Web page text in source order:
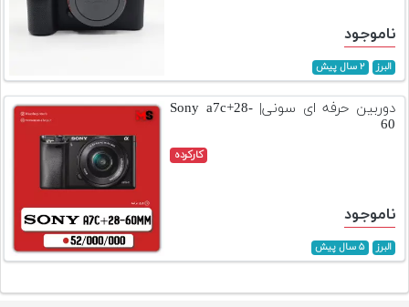
ناموجود
البرز ۲ سال پیش
دوربین حرفه ای سونی| Sony a7c+28-
60
کارکرده
ناموجود
البرز ۵ سال پیش